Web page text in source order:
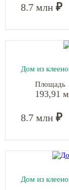
8.7 млн ₽
Дом из
Площадь
193,91
8.7 млн ₽
Дом из